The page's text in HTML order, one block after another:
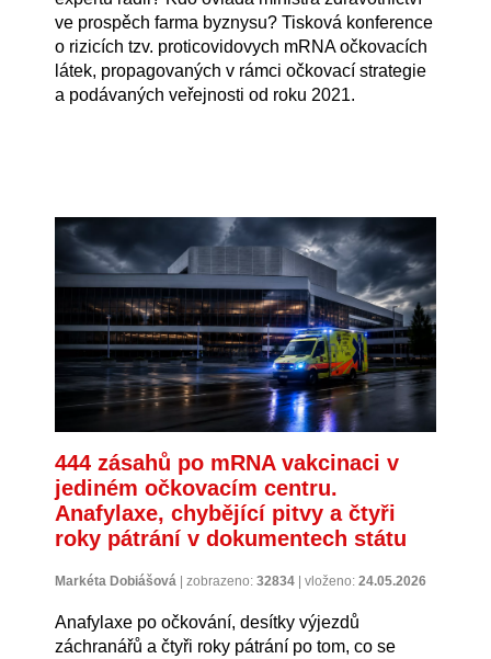
ve prospěch farma byznysu? Tisková konference
o rizicích tzv. proticovidovych mRNA očkovacích
látek, propagovaných v rámci očkovací strategie
a podávaných veřejnosti od roku 2021.
444 zásahů po mRNA vakcinaci v
jediném očkovacím centru.
Anafylaxe, chybějící pitvy a čtyři
roky pátrání v dokumentech státu
Markéta Dobiášová | zobrazeno: 32834 | vloženo: 24.05.2026
Anafylaxe po očkování, desítky výjezdů
záchranářů a čtyři roky pátrání po tom, co se